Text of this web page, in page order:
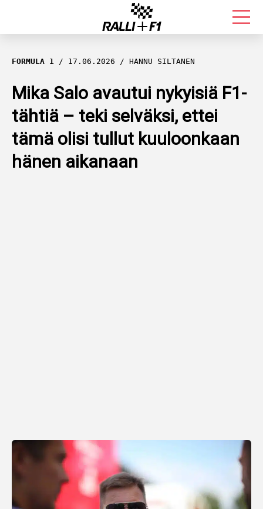
FORMULA 1
RALLI
KALLE ROVANPERÄ
VALTTERI BOTTAS
FORMULA 1 17.06.2026 HANNU SILTANEN
Mika Salo avautui nykyisiä F1-
tähtiä – teki selväksi, ettei
tämä olisi tullut kuuloonkaan
hänen aikanaan